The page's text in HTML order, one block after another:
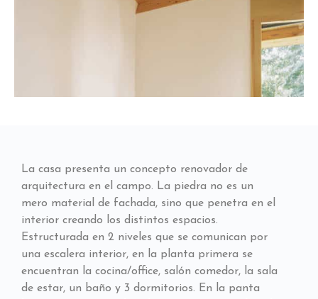
La casa presenta un concepto renovador de
arquitectura en el campo. La piedra no es un
mero material de fachada, sino que penetra en el
interior creando los distintos espacios.
Estructurada en 2 niveles que se comunican por
una escalera interior, en la planta primera se
encuentran la cocina/office, salón comedor, la sala
de estar, un baño y 3 dormitorios. En la panta